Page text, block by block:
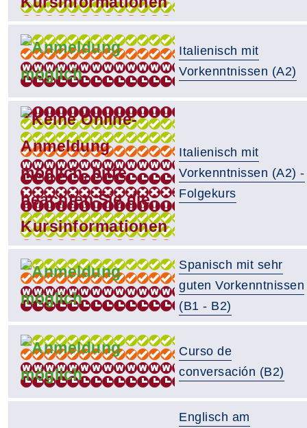
Italienisch mit
Vorkenntnissen (A2)
Italienisch mit
Vorkenntnissen (A2) -
Folgekurs
Spanisch mit sehr
guten Vorkenntnissen
(B1 - B2)
Curso de
conversación (B2)
Englisch am